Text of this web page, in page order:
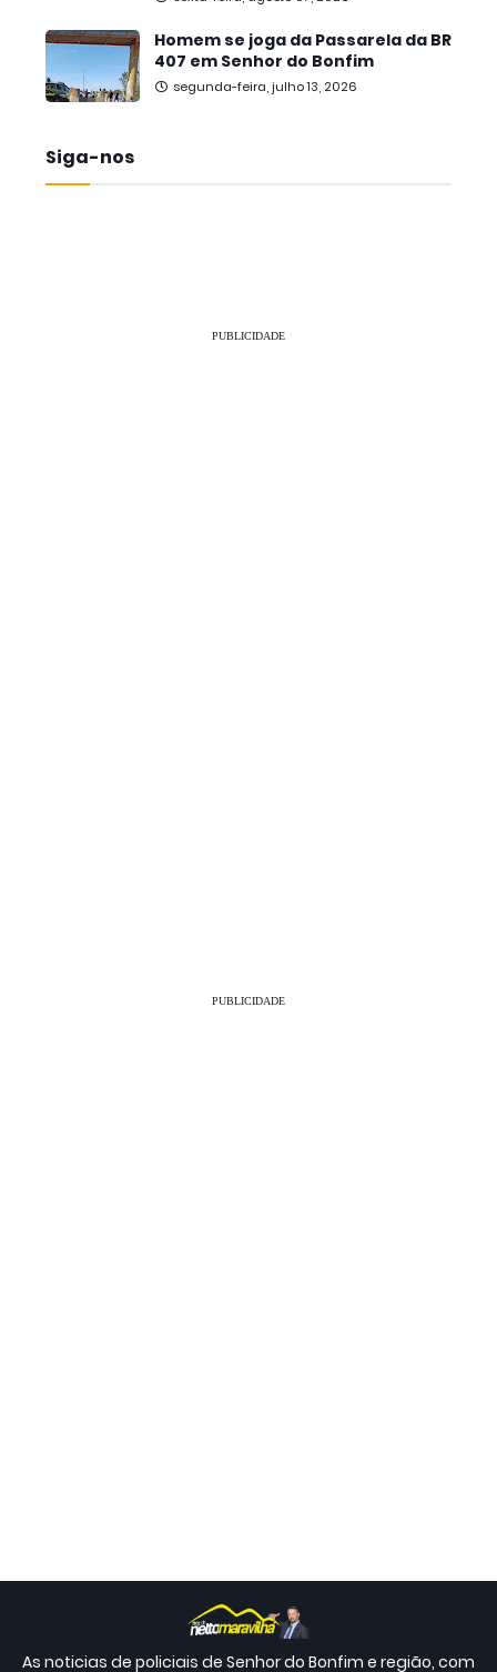
Homem se joga da Passarela da BR
407 em Senhor do Bonfim
segunda-feira, julho 13, 2026
Siga-nos
PUBLICIDADE
PUBLICIDADE
As noticias de policiais de Senhor do Bonfim e região, com